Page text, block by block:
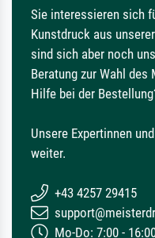
Sie interessieren sich
Kunstdruck aus
sind sich aber noch
Beratung zur Wahl
Hilfe bei der
Unsere Expertinnen
weiter.
+43 4257 29415
Mo-Do: 7:00 -